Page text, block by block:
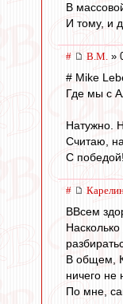
В
И тому, и
# В.М. »
# Mike
Где мы с
Натужно.
Считаю,
С победой!
#
ВВсем
В общем,
ничего не
По мне,